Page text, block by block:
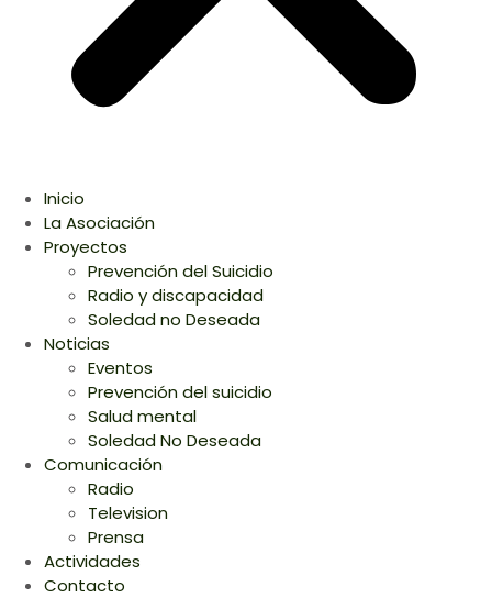
Inicio
La Asociación
Proyectos
Prevención del Suicidio
Radio y discapacidad
Soledad no Deseada
Noticias
Eventos
Prevención del suicidio
Salud mental
Soledad No Deseada
Comunicación
Radio
Television
Prensa
Actividades
Contacto